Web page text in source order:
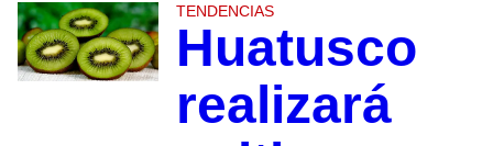
TENDENCIAS
Huatusco
realizará